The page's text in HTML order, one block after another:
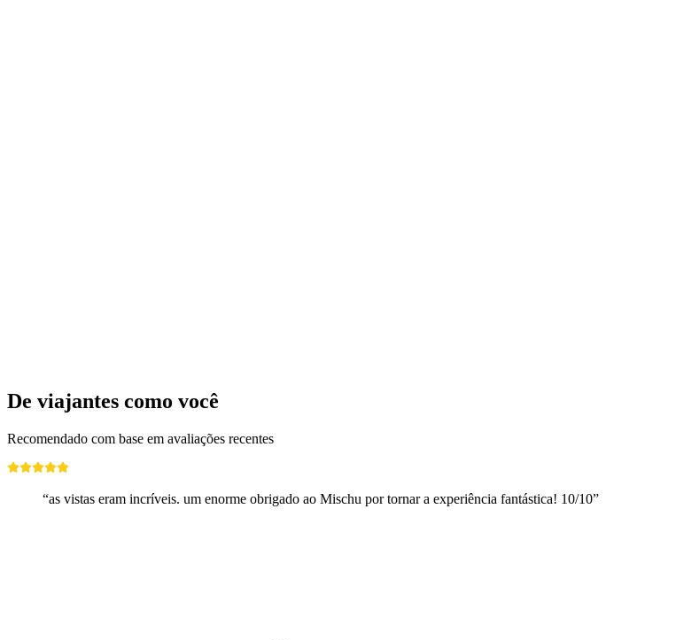
De viajantes como você
Recomendado com base em avaliações recentes
“as vistas eram incríveis. um enorme obrigado ao Mischu por tornar a experiência fantástica! 10/10”